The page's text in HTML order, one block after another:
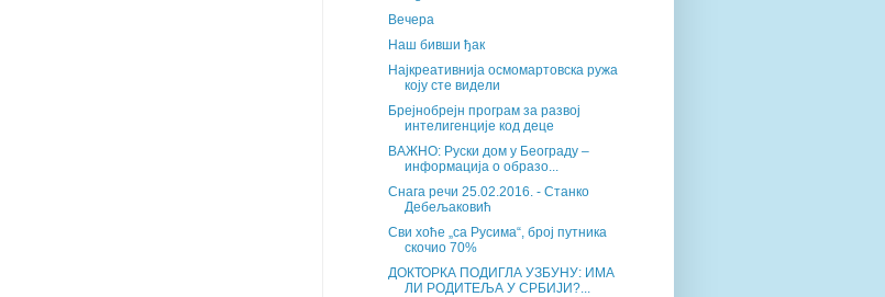
Вечера
Наш бивши ђак
Најкреативнија осмомартовска ружа
коју сте видели
Брејнобрејн програм за развој
интелигенције код деце
ВАЖНО: Руски дом у Београду –
информација о образо...
Снага речи 25.02.2016. - Станко
Дебељаковић
Сви хоће „са Русима“, број путника
скочио 70%
ДОКТОРКА ПОДИГЛА УЗБУНУ: ИМА
ЛИ РОДИТЕЉА У СРБИЈИ?...